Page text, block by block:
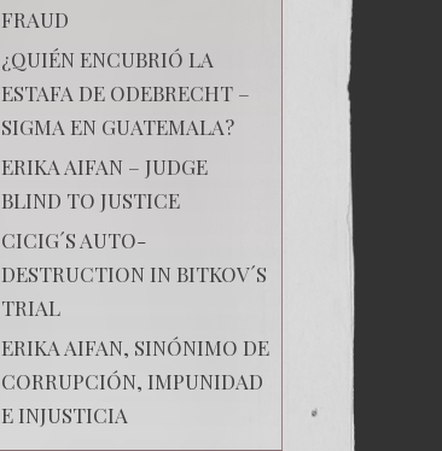
FRAUD
¿QUIÉN ENCUBRIÓ LA
ESTAFA DE ODEBRECHT –
SIGMA EN GUATEMALA?
ERIKA AIFAN – JUDGE
BLIND TO JUSTICE
CICIG´S AUTO-
DESTRUCTION IN BITKOV´S
TRIAL
ERIKA AIFAN, SINÓNIMO DE
CORRUPCIÓN, IMPUNIDAD
E INJUSTICIA